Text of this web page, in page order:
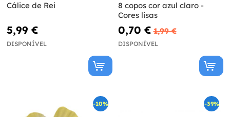
Cálice de Rei
5,99 €
DISPONÍVEL
8 copos cor azul claro -
Cores lisas
0,70 € 1,99 €
DISPONÍVEL
-10% -39%